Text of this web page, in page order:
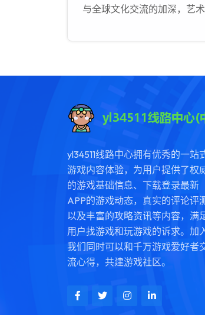
与全球文化交流的加深，艺
yl34511线路中心拥有优秀的一站
游戏内容体验，为用户提供了权
的游戏基础信息、下载登录最新
APP的游戏动态，真实的评论评
以及丰富的攻略资讯等内容，满
用户找游戏和玩游戏的诉求。加
我们同时可以和千万游戏爱好者
流心得，共建游戏社区。